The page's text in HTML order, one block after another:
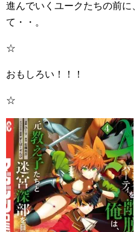
進んでいくユークたちの前に
て・・。
☆
おもしろい！！！
☆